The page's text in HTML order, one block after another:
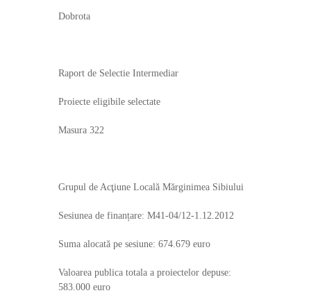
Dobrota
Raport de Selectie Intermediar
Proiecte eligibile selectate
Masura 322
Grupul de Acţiune Locală Mărginimea Sibiului
Sesiunea de finanțare: M41-04/12-1.12.2012
Suma alocată pe sesiune: 674.679 euro
Valoarea publica totala a proiectelor depuse:
583.000 euro